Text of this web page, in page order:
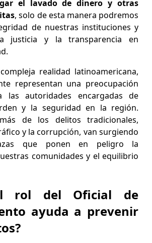
el lavado de dinero y otras
, solo de esta manera podremos
de nuestras instituciones y
justicia y la transparencia en
realidad latinoamericana,
representan una preocupación
las autoridades encargadas de
y la seguridad en la región.
de los delitos tradicionales,
y la corrupción, van surgiendo
que ponen en peligro la
comunidades y el equilibrio
rol del Oficial de
ayuda a prevenir